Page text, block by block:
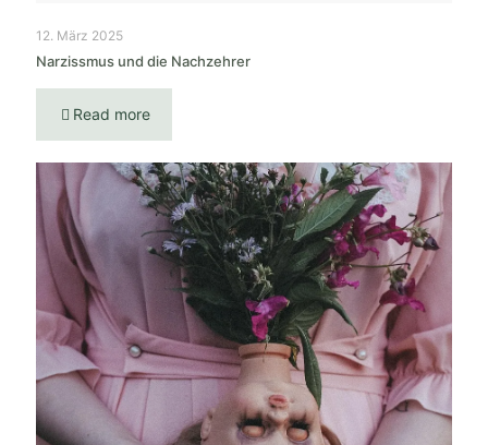
12. März 2025
Narzissmus und die Nachzehrer
Read more